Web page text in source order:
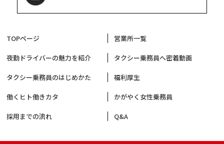
TOPページ 営業所一覧
夜勤ドライバーの魅力を紹介 タクシー乗務員へ密着動画
タクシー乗務員のはじめかた 福利厚生
働くヒト働きカタ かがやく女性乗務員
採用までの流れ Q&A